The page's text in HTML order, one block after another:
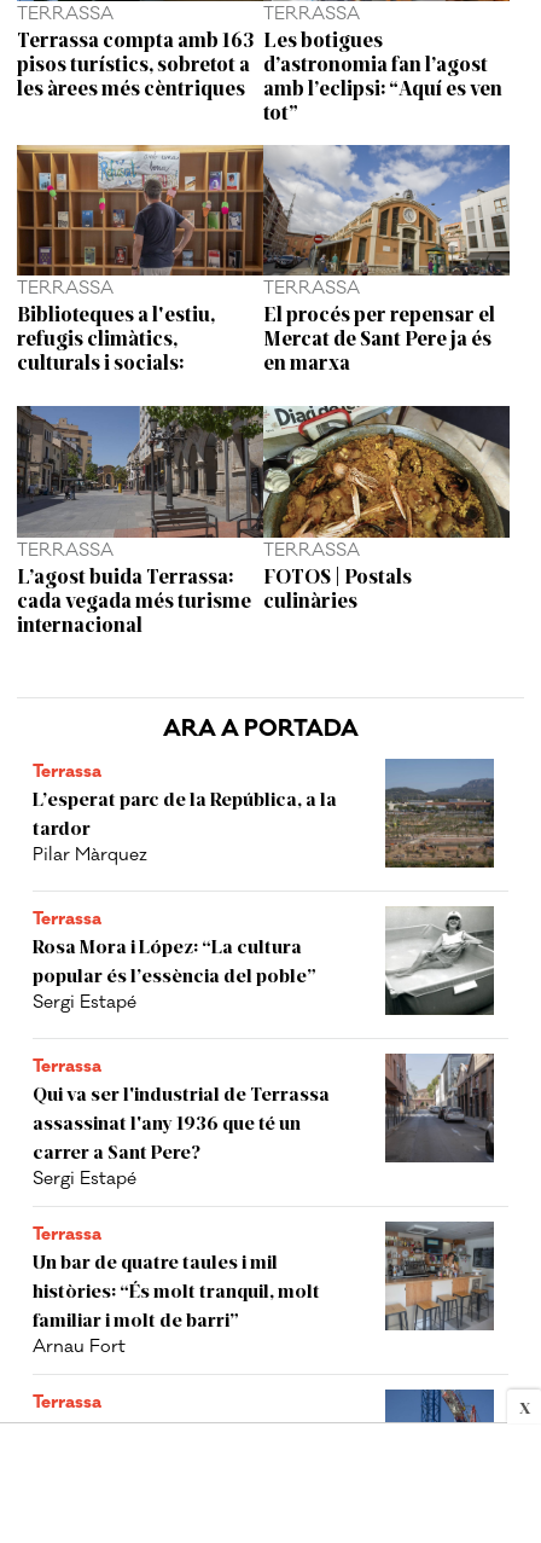
X
ARA A PORTADA
Terrassa
L’esperat parc de la República, a la
tardor
Pilar Màrquez
Terrassa
Rosa Mora i López: “La cultura
popular és l’essència del poble”
Sergi Estapé
Terrassa
Qui va ser l'industrial de Terrassa
assassinat l'any 1936 que té un
carrer a Sant Pere?
Sergi Estapé
Terrassa
Un bar de quatre taules i mil
històries: “És molt tranquil, molt
familiar i molt de barri”
Arnau Fort
Terrassa
Terrassa posa nou solars per
TERRASSA
Terrassa compta amb 163
pisos turístics, sobretot a
les àrees més cèntriques
TERRASSA
Les botigues
d’astronomia fan l’agost
amb l’eclipsi: “Aquí es ven
tot”
TERRASSA
Biblioteques a l'estiu,
refugis climàtics,
culturals i socials:
TERRASSA
El procés per repensar el
Mercat de Sant Pere ja és
en marxa
TERRASSA
L’agost buida Terrassa:
cada vegada més turisme
internacional
TERRASSA
FOTOS | Postals
culinàries